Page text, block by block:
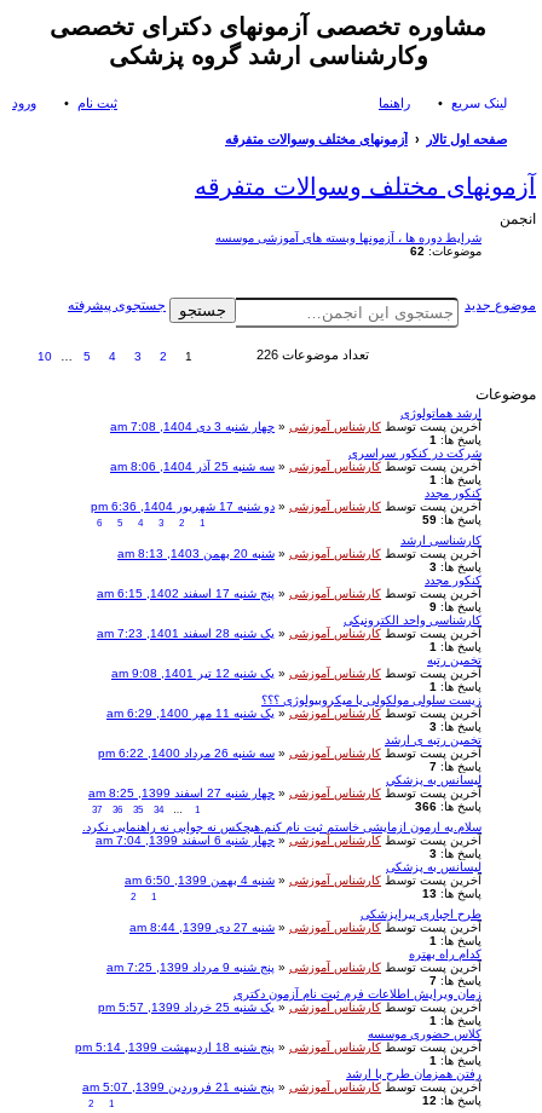
مشاوره تخصصی آزمونهای دکترای تخصصی
وکارشناسی ارشد گروه پزشکی
لینک سریع راهنما ورود ثبت نام
صفحه اول تالار
آزمونهای مختلف وسوالات متفرقه
آزمونهای مختلف وسوالات متفرقه
انجمن
شرایط دوره ها ، آزمونها وبسته های آموزشی موسسه
موضوعات: 62
موضوع جدید جستجو جستجوی پیشرفته
تعداد موضوعات 226 1
2
3
4
5
10
موضوعات
ارشد هماتولوژی
آخرین پست توسط کارشناس آموزشی « چهار شنبه 3 دی 1404, 7:08 am
پاسخ ها: 1
شرکت در کنکور سراسری
آخرین پست توسط کارشناس آموزشی « سه شنبه 25 آذر 1404, 8:06 am
پاسخ ها: 1
کنکور مجدد
آخرین پست توسط کارشناس آموزشی « دو شنبه 17 شهریور 1404, 6:36 pm
پاسخ ها: 59
1
2
3
4
5
6
کارشناسی ارشد
آخرین پست توسط کارشناس آموزشی « شنبه 20 بهمن 1403, 8:13 am
پاسخ ها: 3
کنکور مجدد
آخرین پست توسط کارشناس آموزشی « پنج شنبه 17 اسفند 1402, 6:15 am
پاسخ ها: 9
کارشناسی واحد الکترونیکی
آخرین پست توسط کارشناس آموزشی « یک شنبه 28 اسفند 1401, 7:23 am
پاسخ ها: 1
تخمین رتبه
آخرین پست توسط کارشناس آموزشی « یک شنبه 12 تیر 1401, 9:08 am
پاسخ ها: 1
زیست سلولی مولکولی یا میکروبیولوژی ؟؟؟
آخرین پست توسط کارشناس آموزشی « یک شنبه 11 مهر 1400, 6:29 am
پاسخ ها: 3
تخمین رتبه ی ارشد
آخرین پست توسط کارشناس آموزشی « سه شنبه 26 مرداد 1400, 6:22 pm
پاسخ ها: 7
ليسانس به پزشكي
آخرین پست توسط کارشناس آموزشی « چهار شنبه 27 اسفند 1399, 8:25 am
پاسخ ها: 366
1
…
34
35
36
37
سلام.یه ارمون ازمایشی خاستم ثبت نام کنم.هیچکس نه جوابی نه راهنمایی نکرد.
آخرین پست توسط کارشناس آموزشی « چهار شنبه 6 اسفند 1399, 7:04 am
پاسخ ها: 3
لیسانس به پزشکی
آخرین پست توسط کارشناس آموزشی « شنبه 4 بهمن 1399, 6:50 am
پاسخ ها: 13
1
2
طرح اجباری پیراپزشکی
آخرین پست توسط کارشناس آموزشی « شنبه 27 دی 1399, 8:44 am
پاسخ ها: 1
کدام راه بهتره
آخرین پست توسط کارشناس آموزشی « پنج شنبه 9 مرداد 1399, 7:25 am
پاسخ ها: 7
زمان ویرایش اطلاعات فرم ثبت نام آزمون دکتری
آخرین پست توسط کارشناس آموزشی « یک شنبه 25 خرداد 1399, 5:57 pm
پاسخ ها: 1
کلاس حضوری موسسه
آخرین پست توسط کارشناس آموزشی « پنج شنبه 18 اردیبهشت 1399, 5:14 pm
پاسخ ها: 1
رفتن همزمان طرح با ارشد
آخرین پست توسط کارشناس آموزشی « پنج شنبه 21 فروردین 1399, 5:07 am
پاسخ ها: 12
1
2